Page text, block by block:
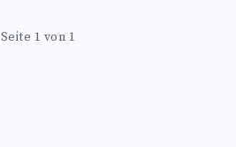
Seite 1 von 1